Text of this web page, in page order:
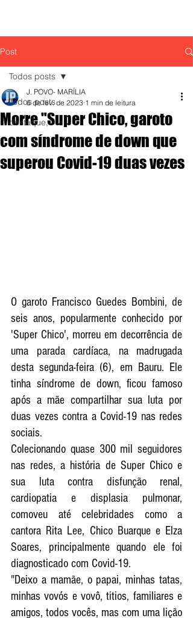
Post
Todos posts
destaque,
Todos posts
Morre "Super Chico, garoto
com síndrome de down que
superou Covid-19 duas vezes
J. POVO- MARÍLIA
6 de fev. de 2023 1 min de leitura
O garoto Francisco Guedes Bombini, de
seis anos, popularmente conhecido por
'Super Chico', morreu em decorrência de
uma parada cardíaca, na madrugada
desta segunda-feira (6), em Bauru. Ele
tinha síndrome de down, ficou famoso
após a mãe compartilhar sua luta por
duas vezes contra a Covid-19 nas redes
sociais.
Colecionando quase 300 mil seguidores
nas redes, a história de Super Chico e
sua luta contra disfunção renal,
cardiopatia e displasia pulmonar,
comoveu até celebridades como a
cantora Rita Lee, Chico Buarque e Elza
Soares, principalmente quando ele foi
diagnosticado com Covid-19.
"Deixo a mamãe, o papai, minhas tatas,
minhas vovós e vovô, titios, familiares e
amigos, todos vocês, mas com uma lição